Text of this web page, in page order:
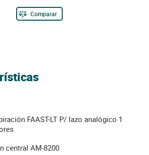
Comparar
LT P/ lazo analógico 1
central AM-8200